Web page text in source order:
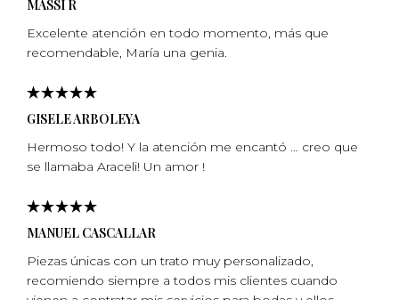
MASSI R
Excelente atención en todo momento, más que
recomendable, Marí­a una genia.
GISELE ARBOLEYA
Hermoso todo! Y la atención me encantó … creo que
se llamaba Araceli! Un amor !
MANUEL CASCALLAR
Piezas únicas con un trato muy personalizado,
recomiendo siempre a todos mis clientes cuando